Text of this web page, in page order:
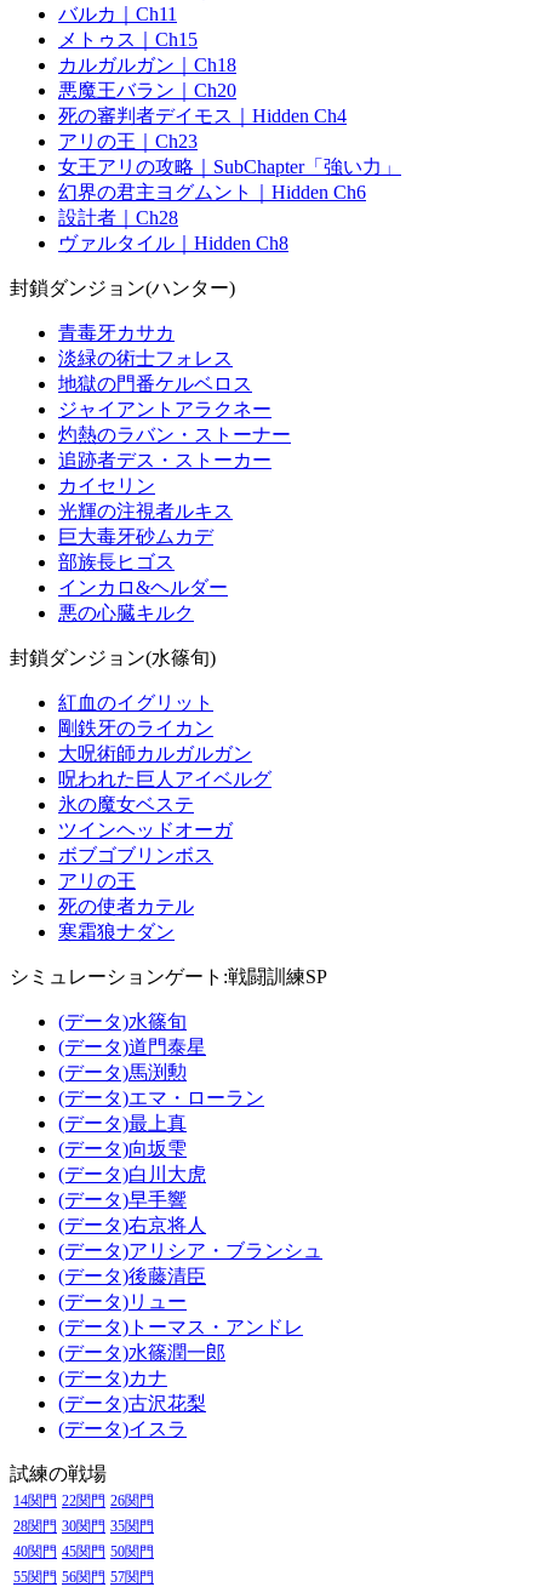
バルカ｜Ch11
メトゥス｜Ch15
カルガルガン｜Ch18
悪魔王バラン｜Ch20
死の審判者デイモス｜Hidden Ch4
アリの王｜Ch23
女王アリの攻略｜SubChapter「強い力」
幻界の君主ヨグムント｜Hidden Ch6
設計者｜Ch28
ヴァルタイル｜Hidden Ch8
封鎖ダンジョン(ハンター)
青毒牙カサカ
淡緑の術士フォレス
地獄の門番ケルベロス
ジャイアントアラクネー
灼熱のラバン・ストーナー
追跡者デス・ストーカー
カイセリン
光輝の注視者ルキス
巨大毒牙砂ムカデ
部族長ヒゴス
インカロ&ヘルダー
悪の心臓キルク
封鎖ダンジョン(水篠旬)
紅血のイグリット
剛鉄牙のライカン
大呪術師カルガルガン
呪われた巨人アイベルグ
氷の魔女ベステ
ツインヘッドオーガ
ボブゴブリンボス
アリの王
死の使者カテル
寒霜狼ナダン
シミュレーションゲート:戦闘訓練SP
(データ)水篠旬
(データ)道門泰星
(データ)馬渕勲
(データ)エマ・ローラン
(データ)最上真
(データ)向坂雫
(データ)白川大虎
(データ)早手響
(データ)右京将人
(データ)アリシア・ブランシュ
(データ)後藤清臣
(データ)リュー
(データ)トーマス・アンドレ
(データ)水篠潤一郎
(データ)カナ
(データ)古沢花梨
(データ)イスラ
試練の戦場
14関門 22関門 26関門
28関門 30関門 35関門
40関門 45関門 50関門
55関門 56関門 57関門